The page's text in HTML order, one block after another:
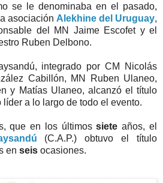
se le denominaba en el pasado,
asociación Alekhine del Uruguay,
del MN Jaime Escofet y el
Ruben Delbono.
integrado por CM Nicolás
Cabillón, MN Ruben Ulaneo,
y Matías Ulaneo, alcanzó el título
a lo largo de todo el evento.
que en los últimossiete años, el
(C.A.P.) obtuvo el título
en seis ocasiones.